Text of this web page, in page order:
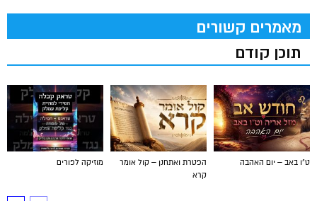
מאמרים קשורים
תוכן קודם
מוזיקה לפורים
הפטרת ואתחנן – קול אומר
קרא
ט"ו באב – יום האהבה